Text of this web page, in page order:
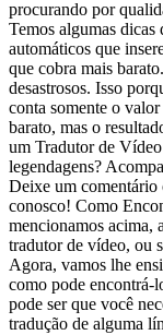
procurando por
Temos algumas dicas
automáticos que
que cobra mais
desastrosos. Isso
conta somente o
barato, mas o
um Tradutor de
legendagens?
Deixe um comentário
conosco! Como
mencionamos acima,
tradutor de vídeo, ou
Agora, vamos lhe
como pode encontrá-
pode ser que você
tradução de alguma